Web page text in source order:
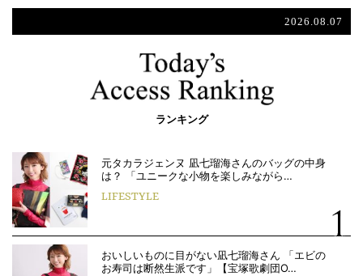
2026.08.07
ランキング
元タカラジェンヌ 凪七瑠海さんのバッグの中身
は？ 「ユニークな小物を楽しみながら…
LIFESTYLE
おいしいものに目がない凪七瑠海さん 「エビの
お寿司は断然生派です」【宝塚歌劇団O…